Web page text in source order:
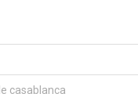
casablanca